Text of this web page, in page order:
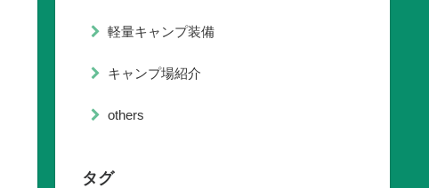
軽量キャンプ装備
キャンプ場紹介
others
タグ